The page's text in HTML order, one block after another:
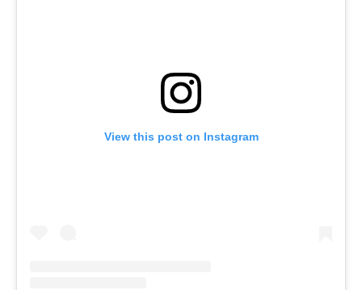
View this post on Instagram